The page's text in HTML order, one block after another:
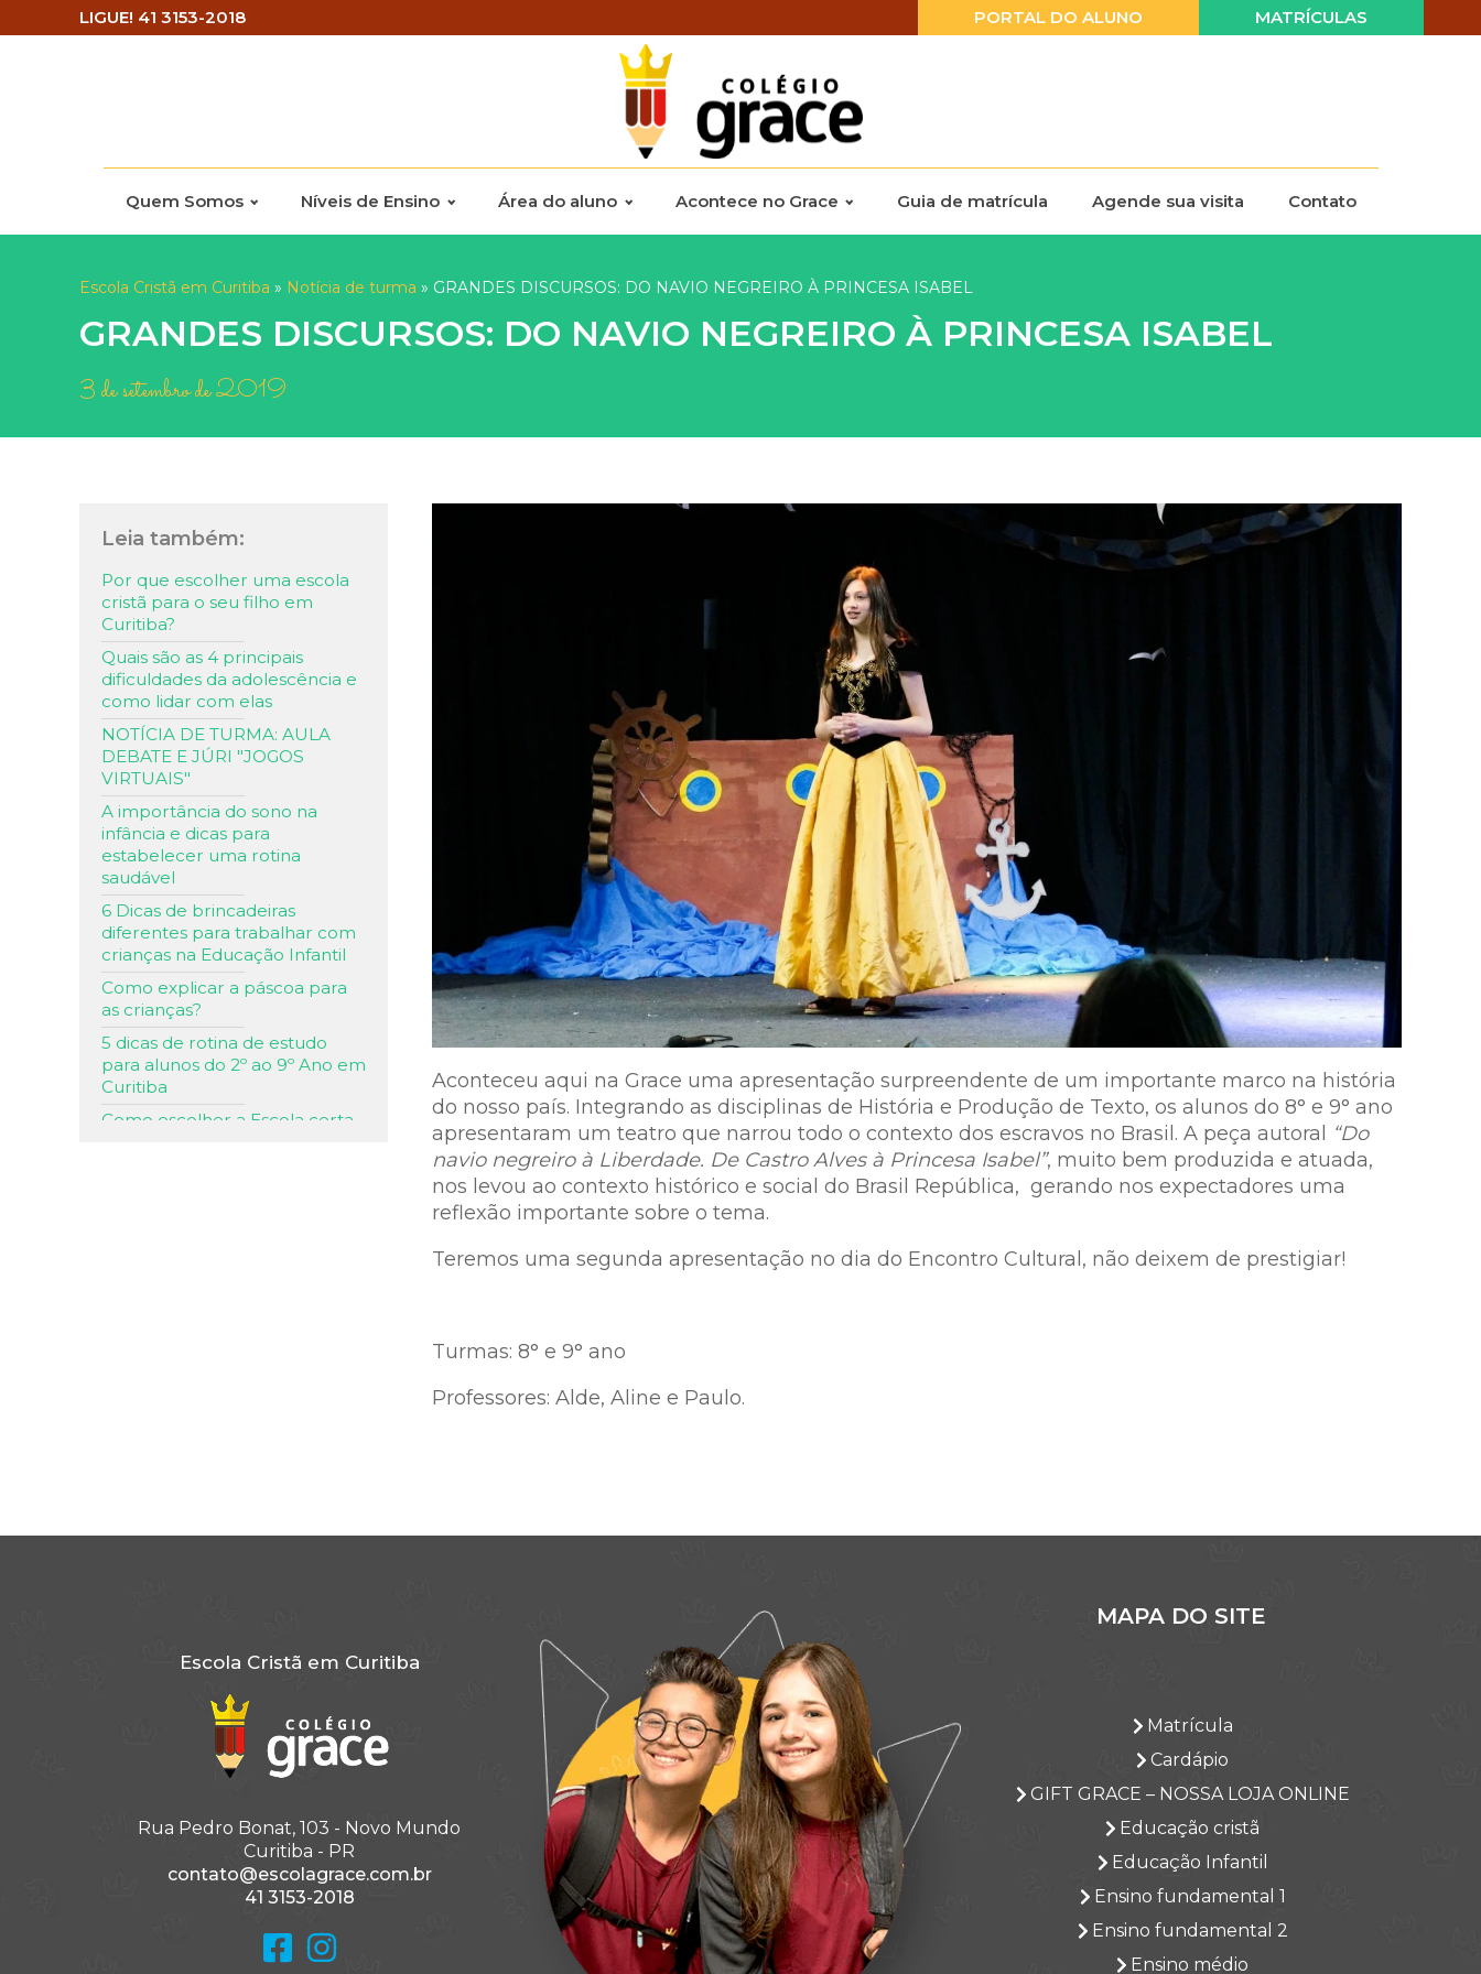
LIGUE! 41 3153-2018 PORTAL DO ALUNO MATRÍCULAS
Quem Somos Níveis de Ensino Área do aluno Acontece no Grace Guia de matrícula Agende sua visita Contato
Escola Cristã em Curitiba » Notícia de turma » GRANDES DISCURSOS: DO NAVIO NEGREIRO À PRINCESA ISABEL
GRANDES DISCURSOS: DO NAVIO NEGREIRO À PRINCESA ISABEL
3 de setembro de 2019
Leia também:
Por que escolher uma escola
cristã para o seu filho em
Curitiba?
Quais são as 4 principais
dificuldades da adolescência e
como lidar com elas
NOTÍCIA DE TURMA: AULA
DEBATE E JÚRI "JOGOS
VIRTUAIS"
A importância do sono na
infância e dicas para
estabelecer uma rotina
saudável
6 Dicas de brincadeiras
diferentes para trabalhar com
crianças na Educação Infantil
Como explicar a páscoa para
as crianças?
5 dicas de rotina de estudo
para alunos do 2º ao 9º Ano em
Curitiba
Como escolher a Escola certa
Alerta: Coronavírus
Bullying na escola: O que é e
Proteção contra o abuso
NOTÍCIA DE TURMA:
CRISTÃO
NOTÍCIA DE TURMA:
PROFISSÕES
DEBATE E JÚRI "JOGOS
Aconteceu aqui na Grace uma apresentação surpreendente de um importante marco na história
do nosso país. Integrando as disciplinas de História e Produção de Texto, os alunos do 8° e 9° ano
apresentaram um teatro que narrou todo o contexto dos escravos no Brasil. A peça autoral
“Do
navio negreiro à Liberdade. De Castro Alves à Princesa Isabel”, muito bem produzida e atuada,
nos levou ao contexto histórico e social do Brasil República, gerando nos expectadores uma
reflexão importante sobre o tema.
Teremos uma segunda apresentação no dia do Encontro Cultural, não deixem de prestigiar!
Turmas: 8° e 9° ano
Professores: Alde, Aline e Paulo.
Escola Cristã em Curitiba
Rua Pedro Bonat, 103 - Novo Mundo
Curitiba - PR
contato@escolagrace.com.br
41 3153-2018
MAPA DO SITE
Matrícula
Cardápio
GIFT GRACE – NOSSA LOJA ONLINE
Educação cristã
Educação Infantil
Ensino fundamental 1
Ensino fundamental 2
Ensino médio